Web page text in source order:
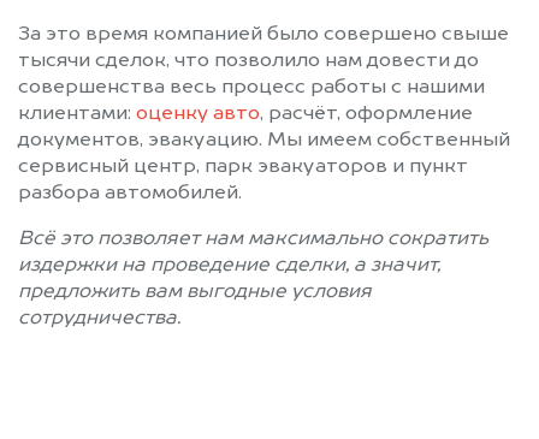
Сясьстрой
Тихвин
Тосно
Шлиссельбург
За это время компанией было совершено свыше
тысячи сделок, что позволило нам довести до
совершенства весь процесс работы с нашими
клиентами: оценку авто, расчёт, оформление
документов, эвакуацию. Мы имеем собственный
сервисный центр, парк эвакуаторов и пункт
разбора автомобилей.
Всё это позволяет нам максимально сократить
издержки на проведение сделки, а значит,
предложить вам выгодные условия
сотрудничества.